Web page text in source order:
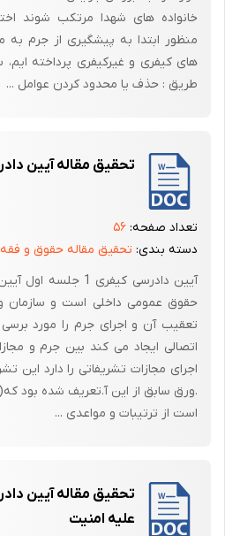
مادام العمر از پارسیان انتخاب می کردند.
وقوع جرم و مجازات در قانون هخامنشیان
حق عفو فقط با پادشاه بود.
علیه مذهب و شاه مجازات اعدام داشت که
به وطن- هتک- ناموس- لواط از طریق
پوست کندن بدن- خائنین به این دولت
حبس: تبعید- زنجیر کردن- تازیانه زدن
بود.
رشوه در این دوره دهنده و گیرنده هر دو
قضاوت ایزدی یکی دیگر از احکام بود که
اگر بی گناه بود نجات پیدا می کرد.
دوئل یکی دیگر از قضاوت ایزدی بود که می
خداوند صدتوان به او می دهد پیروز می
روحانی بودند که سواد قضایی داشتند. که
دادگاه شرع را به دعاوی خانواگی ارث-
خانواده های شهدا مرتکب شوند
منظور ابتدا به پیشگیری از جرم
های کیفری و غیرکیفری پرداخته
طریق : حذف یا محدود کردن عوامل ...
تحقیق مقاله آیین
تعداد صفحه: ۵۶
دسته بندی: تحقیق مقاله حقوق و فقه
آیین دادرسی کیفری
حقوق عمومی داخلی است و
تعقیب آن و اجرای جرم را مورد
اتصالی ایجاد می کند بین جرم و
اجرای مجازات تشریفاتی را دارد این
.ورق سابق از این آ.تعریف شده بود
است از ترتیبات و مواعدی ...
تحقیق مقاله آیین
علیه امنیت